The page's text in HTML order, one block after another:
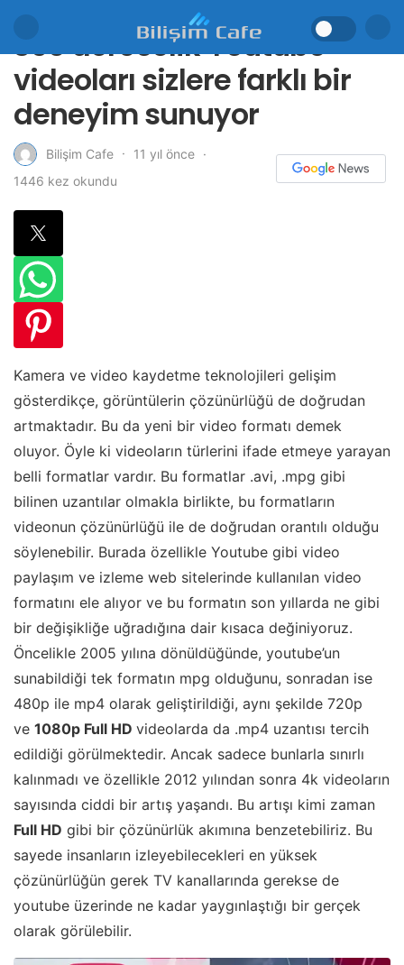
360 derecelik Youtube
videoları sizlere farklı bir
deneyim sunuyor
Bilişim Cafe
11 yıl önce
1446 kez okundu
Kamera ve video kaydetme teknolojileri gelişim
gösterdikçe, görüntülerin çözünürlüğü de doğrudan
artmaktadır. Bu da yeni bir video formatı demek
oluyor. Öyle ki videoların türlerini ifade etmeye yarayan
belli formatlar vardır. Bu formatlar .avi, .mpg gibi
bilinen uzantılar olmakla birlikte, bu formatların
videonun çözünürlüğü ile de doğrudan orantılı olduğu
söylenebilir. Burada özellikle Youtube gibi video
paylaşım ve izleme web sitelerinde kullanılan video
formatını ele alıyor ve bu formatın son yıllarda ne gibi
bir değişikliğe uğradığına dair kısaca değiniyoruz.
Öncelikle 2005 yılına dönüldüğünde, youtube’un
sunabildiği tek formatın mpg olduğunu, sonradan ise
480p ile mp4 olarak geliştirildiği, aynı şekilde 720p
ve 1080p Full HD videolarda da .mp4 uzantısı tercih
edildiği görülmektedir. Ancak sadece bunlarla sınırlı
kalınmadı ve özellikle 2012 yılından sonra 4k videoların
sayısında ciddi bir artış yaşandı. Bu artışı kimi zaman
Full HD gibi bir çözünürlük akımına benzetebiliriz. Bu
sayede insanların izleyebilecekleri en yüksek
çözünürlüğün gerek TV kanallarında gerekse de
youtube üzerinde ne kadar yaygınlaştığı bir gerçek
olarak görülebilir.